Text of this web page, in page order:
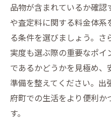
出張買取による
しむ
利府町住民が出
例
出張買取が利府町の
理由
出張買取が利府
品物が含まれているか確認
や査定料に関する料金体系
る条件を選びましょう。
実度も選ぶ際の重要なポイ
であるかどうかを見極め
準備を整えてください。出
府町での生活をより便利
す。